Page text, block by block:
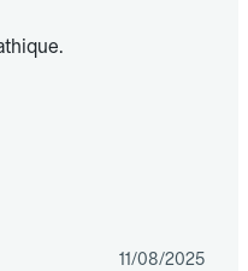
11/08/2025